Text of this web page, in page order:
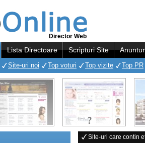
Director Web
Lista Directoare Scripturi Site
Site-uri noi Top voturi Top vizite Top PR
Site-uri care contin